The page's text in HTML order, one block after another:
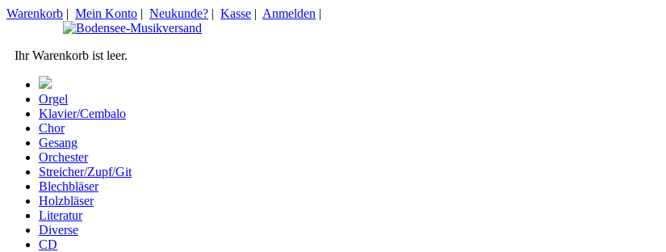
Warenkorb | Mein Konto | Neukunde? | Kasse | Anmelden |
Ihr Warenkorb ist leer.
Orgel
Klavier/Cembalo
Chor
Gesang
Orchester
Streicher/Zupf/Git
Blechbläser
Holzbläser
Literatur
Diverse
CD